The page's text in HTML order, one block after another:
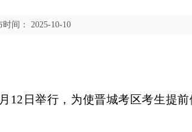
间： 2025-10-10
12日举行，为使晋城考区考生提